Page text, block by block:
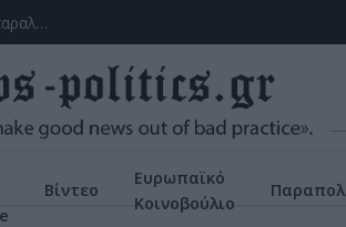
Το ατύχημα του Ρόμπερτ Πλαντ, των Led Zeppelin στη Ρόδο όπου παραλίγο να χάσει τη γυναίκα του (video)
Βίντεο
Ευρωπαϊκό
Κοινοβούλιο